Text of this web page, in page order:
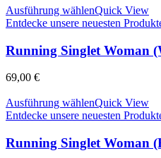
Ausführung wählenQuick View
Entdecke unsere neuesten
Running Singlet Woman
69,00 €
Ausführung wählenQuick View
Entdecke unsere neuesten
Running Singlet Woman